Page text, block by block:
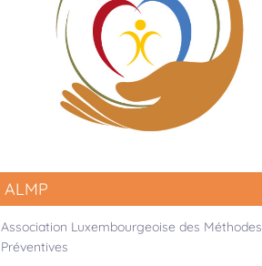
ALMP
Association Luxembourgeoise des Méthodes
Préventives